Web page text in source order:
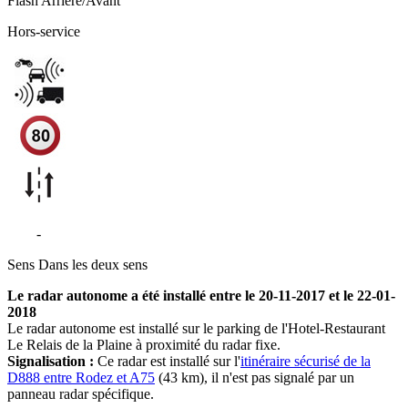
Hors-service
-
Sens Dans les deux sens
Le radar autonome a été installé entre le 20-11-2017 et le 22-01-
2018
Le radar autonome est installé sur le parking de l'Hotel-Restaurant
Le Relais de la Plaine à proximité du radar fixe.
Signalisation : Ce radar est installé sur l'itinéraire sécurisé de la
D888 entre Rodez et A75 (43 km), il n'est pas signalé par un
panneau radar spécifique.